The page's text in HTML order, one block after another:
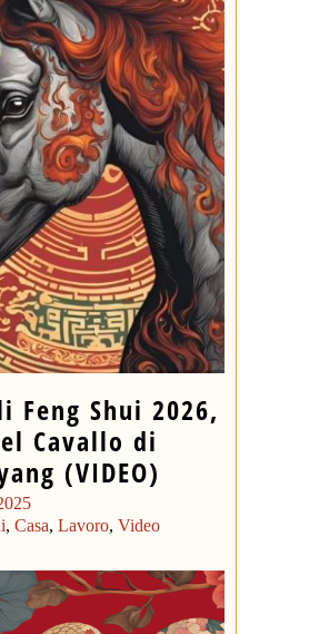
Feng Shui 2026,
Cavallo di
(VIDEO)
, Casa, Lavoro, Video